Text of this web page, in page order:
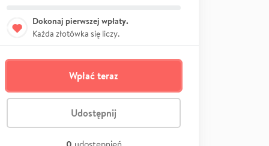
Dokonaj pierwszej wpłaty.
Każda złotówka się liczy.
Wpłać teraz
Udostępnij